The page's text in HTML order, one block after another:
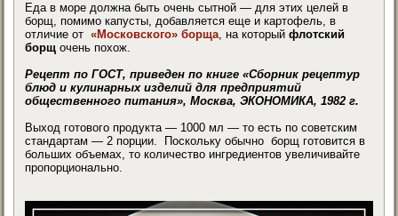
Еда в море должна быть очень сытной — для этих целей в
борщ, помимо капусты, добавляется еще и картофель, в
отличие от«Московского» борща, на которыйфлотский
борщ очень похож.
Рецепт по ГОСТ, приведен по книге «Сборник рецептур
блюд и кулинарных изделий для предприятий
общественного питания», Москва, ЭКОНОМИКА, 1982 г.
Выход готового продукта — 1000 мл — то есть по советским
стандартам — 2 порции. Поскольку обычно борщ готовится в
больших объемах, то количество ингредиентов увеличивайте
пропорционально.